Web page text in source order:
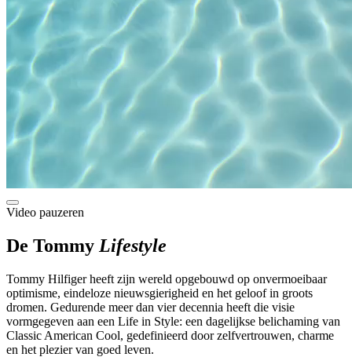
Video pauzeren
De Tommy Lifestyle
Tommy Hilfiger heeft zijn wereld opgebouwd op onvermoeibaar
optimisme, eindeloze nieuwsgierigheid en het geloof in groots
dromen. Gedurende meer dan vier decennia heeft die visie
vormgegeven aan een Life in Style: een dagelijkse belichaming van
Classic American Cool, gedefinieerd door zelfvertrouwen, charme
en het plezier van goed leven.